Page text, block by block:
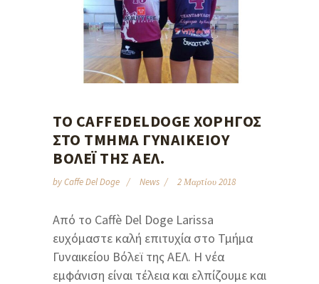
TO CAFFEDELDOGE ΧΟΡΗΓΌΣ
ΣΤΟ ΤΜΉΜΑ ΓΥΝΑΙΚΕΊΟΥ
ΒΌΛΕΪ ΤΗΣ ΑΕΛ.
byCaffe Del Doge News 2 Μαρτίου 2018
Από το Caffè Del Doge Larissa
ευχόμαστε καλή επιτυχία στο Τμήμα
Γυναικείου Βόλεϊ της ΑΕΛ. Η νέα
εμφάνιση είναι τέλεια και ελπίζουμε και